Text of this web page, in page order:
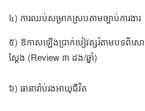
៤) ការឈប់សម្រាកស្របតាមច្បាប់ការងារ
៥) ឱកាសឡើងប្រាក់បៀវត្សរ៍តាមបទពិសោ
ស្ដែង (Review ៣ ដង/ឆ្នាំ)
៦) ធានារ៉ាប់រងអាយុជីវិត